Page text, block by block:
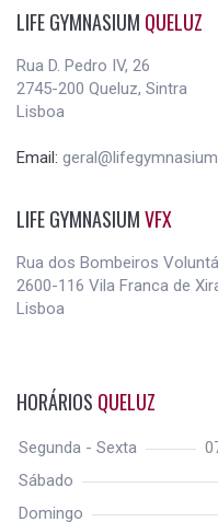
LIFE GYMNASIUM QUELUZ
Rua D. Pedro IV, 26
2745-200 Queluz, Sintra
Lisboa
Email:
LIFE GYMNASIUMVFX
Rua dos Bombeiros
2600-116 Vila Franca de
Lisboa
HORÁRIOS QUELUZ
Segunda - Sexta
Sábado
Domingo